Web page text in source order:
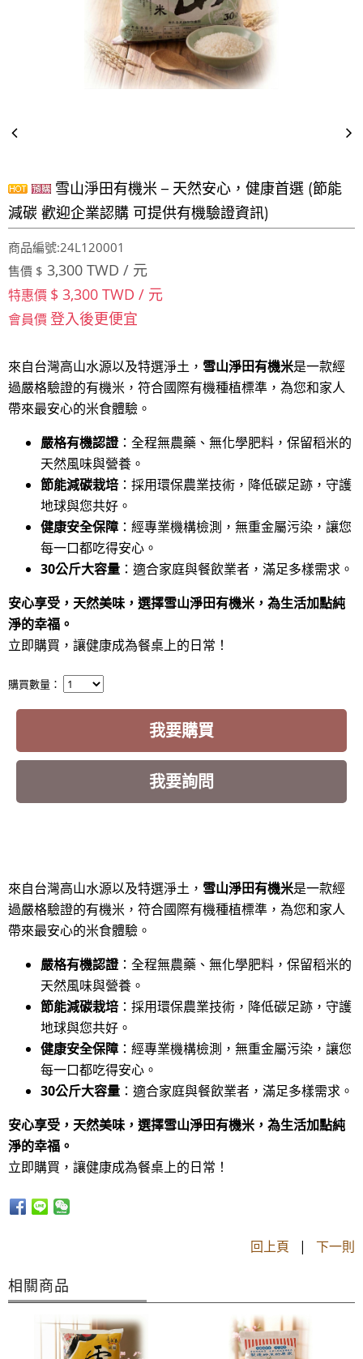
雪山淨田有機米 – 天然安心，健康首選 (節能
減碳 歡迎企業認購 可提供有機驗證資訊)
商品編號:24L120001
售價 $ 3,300 TWD / 元
特惠價 $ 3,300 TWD / 元
會員價登入後更便宜
來自台灣高山水源以及特選淨土， 雪山淨田有機米是一款經
過嚴格驗證的有機米，符合國際有機種植標準，為您和家人
帶來最安心的米食體驗。
嚴格有機認證：全程無農藥、無化學肥料，保留稻米的
天然風味與營養。
節能減碳栽培 ：採用環保農業技術，降低碳足跡，守護
地球與您共好。
健康安全保障 ：經專業機構檢測，無重金屬污染，讓您
每一口都吃得安心。
30公斤大容量 ：適合家庭與餐飲業者，滿足多樣需求。
安心享受，天然美味，選擇雪山淨田有機米，為生活加點純
淨的幸福。
立即購買，讓健康成為餐桌上的日常！
購買數量：
我要購買
我要詢問
來自台灣高山水源以及特選淨土， 雪山淨田有機米是一款經
過嚴格驗證的有機米，符合國際有機種植標準，為您和家人
帶來最安心的米食體驗。
嚴格有機認證：全程無農藥、無化學肥料，保留稻米的
天然風味與營養。
節能減碳栽培 ：採用環保農業技術，降低碳足跡，守護
地球與您共好。
健康安全保障 ：經專業機構檢測，無重金屬污染，讓您
每一口都吃得安心。
30公斤大容量 ：適合家庭與餐飲業者，滿足多樣需求。
安心享受，天然美味，選擇雪山淨田有機米，為生活加點純
淨的幸福。
立即購買，讓健康成為餐桌上的日常！
回上頁 | 下一則
相關商品